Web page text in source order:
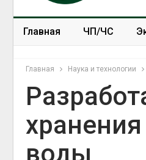
Главная ЧП/ЧС
Главная Наука и технологии
воды